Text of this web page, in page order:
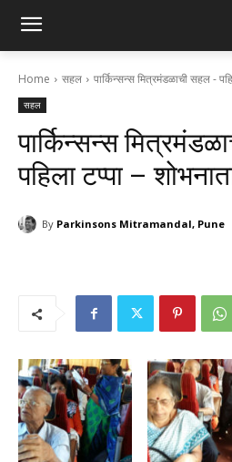
Home सहल पार्किन्सन्स मित्रमंडळाची सहल -
सहल
पार्किन्सन्स
पहिला टप्पा –
By Parkinsons Mitramandal, Pune